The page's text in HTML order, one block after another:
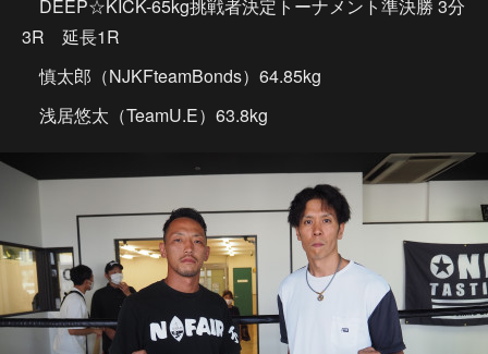
DEEP☆KICK-65kg挑戦者決定トーナメント準決勝 3分
3R 延長1R
慎太郎（NJKFteamBonds）64.85kg
浅居悠太（TeamU.E）63.8kg